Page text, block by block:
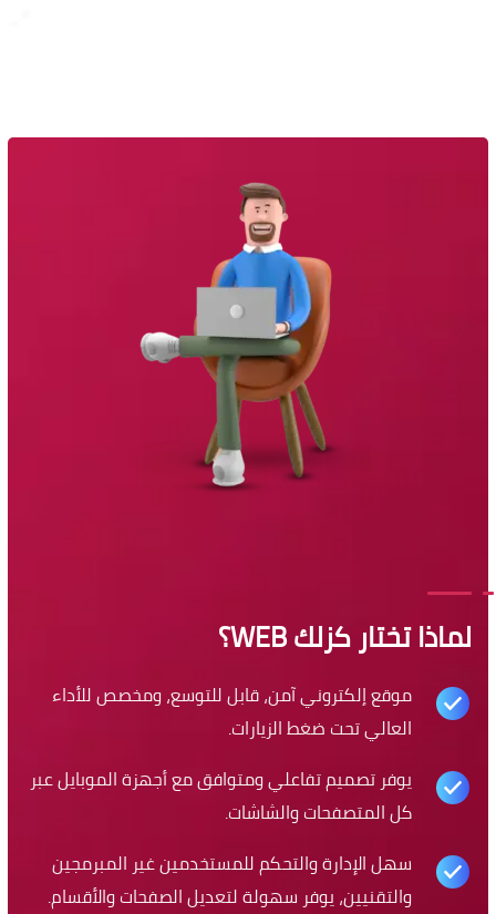
لماذا تختار كزلك WEB؟
موقع إلكتروني آمن، قابل للتوسع، ومخصص للأداء
العالي تحت ضغط الزيارات.
يوفر تصميم تفاعلي ومتوافق مع أجهزة الموبايل عبر
كل المتصفحات والشاشات.
سهل الإدارة والتحكم للمستخدمين غير المبرمجين
والتقنيين، يوفر سهولة لتعديل الصفحات والأقسام.